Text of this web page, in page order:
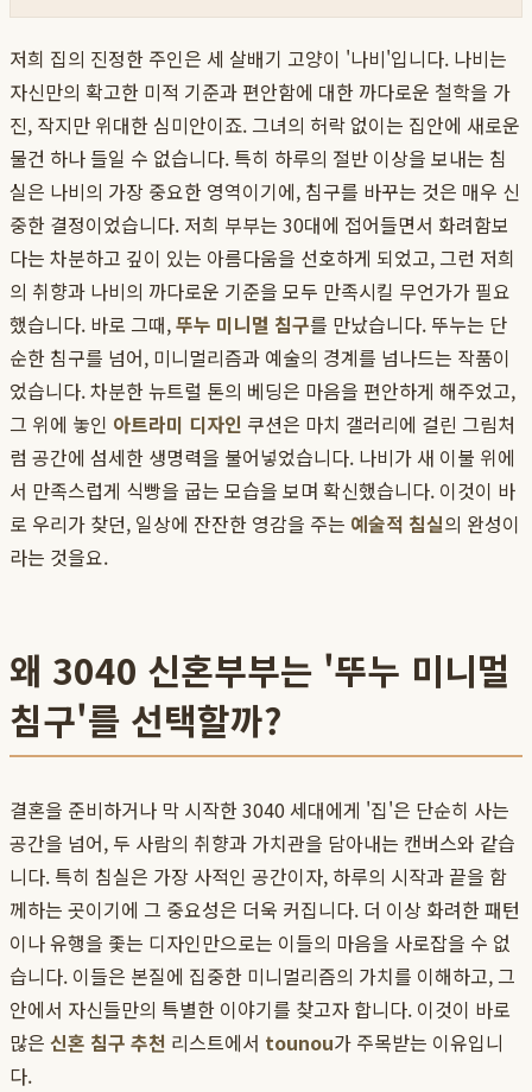
저희 집의 진정한 주인은 세 살배기 고양이 '나비'입니다. 나비는
자신만의 확고한 미적 기준과 편안함에 대한 까다로운 철학을 가
진, 작지만 위대한 심미안이죠. 그녀의 허락 없이는 집안에 새로운
물건 하나 들일 수 없습니다. 특히 하루의 절반 이상을 보내는 침
실은 나비의 가장 중요한 영역이기에, 침구를 바꾸는 것은 매우 신
중한 결정이었습니다. 저희 부부는 30대에 접어들면서 화려함보
다는 차분하고 깊이 있는 아름다움을 선호하게 되었고, 그런 저희
의 취향과 나비의 까다로운 기준을 모두 만족시킬 무언가가 필요
했습니다. 바로 그때,뚜누 미니멀 침구를 만났습니다. 뚜누는 단
순한 침구를 넘어, 미니멀리즘과 예술의 경계를 넘나드는 작품이
었습니다. 차분한 뉴트럴 톤의 베딩은 마음을 편안하게 해주었고,
그 위에 놓인 아트라미 디자인 쿠션은 마치 갤러리에 걸린 그림처
럼 공간에 섬세한 생명력을 불어넣었습니다. 나비가 새 이불 위에
서 만족스럽게 식빵을 굽는 모습을 보며 확신했습니다. 이것이 바
로 우리가 찾던, 일상에 잔잔한 영감을 주는 예술적 침실의 완성이
라는 것을요.
왜 3040 신혼부부는 '뚜누 미니멀
침구'를 선택할까?
결혼을 준비하거나 막 시작한 3040 세대에게 '집'은 단순히 사는
공간을 넘어, 두 사람의 취향과 가치관을 담아내는 캔버스와 같습
니다. 특히 침실은 가장 사적인 공간이자, 하루의 시작과 끝을 함
께하는 곳이기에 그 중요성은 더욱 커집니다. 더 이상 화려한 패턴
이나 유행을 좇는 디자인만으로는 이들의 마음을 사로잡을 수 없
습니다. 이들은 본질에 집중한 미니멀리즘의 가치를 이해하고, 그
안에서 자신들만의 특별한 이야기를 찾고자 합니다. 이것이 바로
많은 신혼 침구 추천 리스트에서 tounou가 주목받는 이유입니
다.